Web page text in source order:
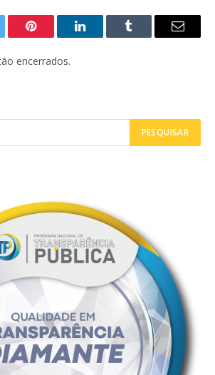
Pinterest LinkedInTumblr
E-
encerrados.